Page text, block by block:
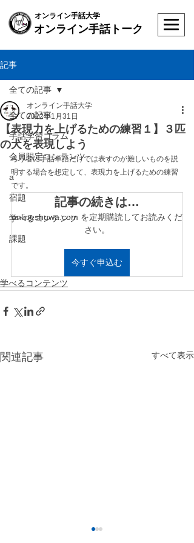
オンライン手話大学
オンライン手話トーク
記事
全ての記事
手話学習コラム
会員限定コンテンツ
a
宿題
学べるコンテンツ
課題
全ての記事
【表現力を上げるための練習１】３匹
の犬を表現しよう
オンライン手話大学
2022年1月31日
ろう者に手話単語だけでは表すのが難しいものを説
明する場合を想定して、表現力を上げるための練習
です。
記事の続きは…
onlineshuwa.com を定期購読してお読みくだ
さい。
今すぐ申込む
学べるコンテンツ
関連記事 すべて表示